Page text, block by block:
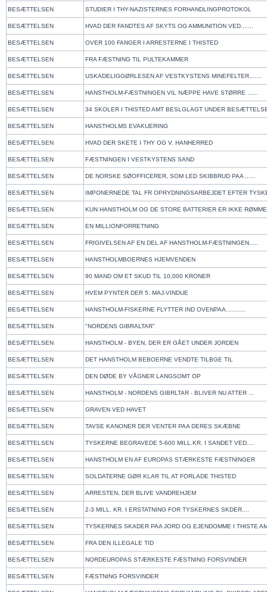
BESÆTTELSEN STUDIER I THY-NAZISTERNES FORHANDLINGPROTOKOL
BESÆTTELSEN HVAD DER FANDTES AF SKYTS OG AMMUNITION VED.......
BESÆTTELSEN OVER 100 FANGER I ARRESTERNE I THISTED
BESÆTTELSEN FRA FÆSTNING TIL PULTEKAMMER
BESÆTTELSEN USKADELIGGØRLESEN AF VESTKYSTENS MINEFELTER.......
BESÆTTELSEN HANSTHOLM-FÆSTNINGEN VIL NÆPPE HAVE STØRRE ......
BESÆTTELSEN 34 SKOLER I THISTED AMT BESLGLAGT UNDER
BESÆTTELSEN HANSTHOLMS EVAKUERING
BESÆTTELSEN HVAD DER SKETE I THY OG V. HANHERRED
BESÆTTELSEN FÆSTNINGEN I VESTKYSTENS SAND
BESÆTTELSEN DE NORSKE SØOFFICERER, SOM LED SKIBBRUD PAA ......
BESÆTTELSEN IMPONERNEDE TAL FR OPRYDNINGSARBEJDET EFTER
BESÆTTELSEN KUN HANSTHOLM OG DE STORE BATTERIER ER IKKE
BESÆTTELSEN EN MILLIONFORRETNING
BESÆTTELSEN FRIGIVELSEN AF EN DEL AF HANSTHOLM-FÆSTNINGEN.....
BESÆTTELSEN HANSTHOLMBOERNES HJEMVENDEN
BESÆTTELSEN 90 MAND OM ET SKUD TIL 10,000 KRONER
BESÆTTELSEN HVEM PYNTER DER 5. MAJ-VINDUE
BESÆTTELSEN HANSTHOLM-FISKERNE FLYTTER IND OVENPAA...........
BESÆTTELSEN "NORDENS GIBRALTAR"
BESÆTTELSEN HANSTHOLM - BYEN, DER ER GÅET UNDER JORDEN
BESÆTTELSEN DET HANSTHOLM BEBOERNE VENDTE TILBGE TIL
BESÆTTELSEN DEN DØDE BY VÅGNER LANGSOMT OP
BESÆTTELSEN HANSTHOLM - NORDENS GIBRLTAR - BLIVER NU ATTER ...
BESÆTTELSEN GRAVEN VED HAVET
BESÆTTELSEN TAVSE KANONER DER VENTER PAA DERES SKÆBNE
BESÆTTELSEN TYSKERNE BEGRAVEDE 5-600 MILL.KR. I SANDET VED....
BESÆTTELSEN HANSTHOLM EN AF EUROPAS STÆRKESTE FÆSTNINGER
BESÆTTELSEN SOLDATERNE GØR KLAR TIL AT FORLADE THISTED
BESÆTTELSEN ARRESTEN, DER BLIVE VANDREHJEM
BESÆTTELSEN 2-3 MILL. KR. I ERSTATNING FOR TYSKERNES SKDER....
BESÆTTELSEN TYSKERNES SKADER PAA JORD OG EJENDOMME I THISTE
BESÆTTELSEN FRA DEN ILLEGALE TID
BESÆTTELSEN NORDEUROPAS STÆRKESTE FÆSTNING FORSVINDER
BESÆTTELSEN FÆSTNING FORSVINDER